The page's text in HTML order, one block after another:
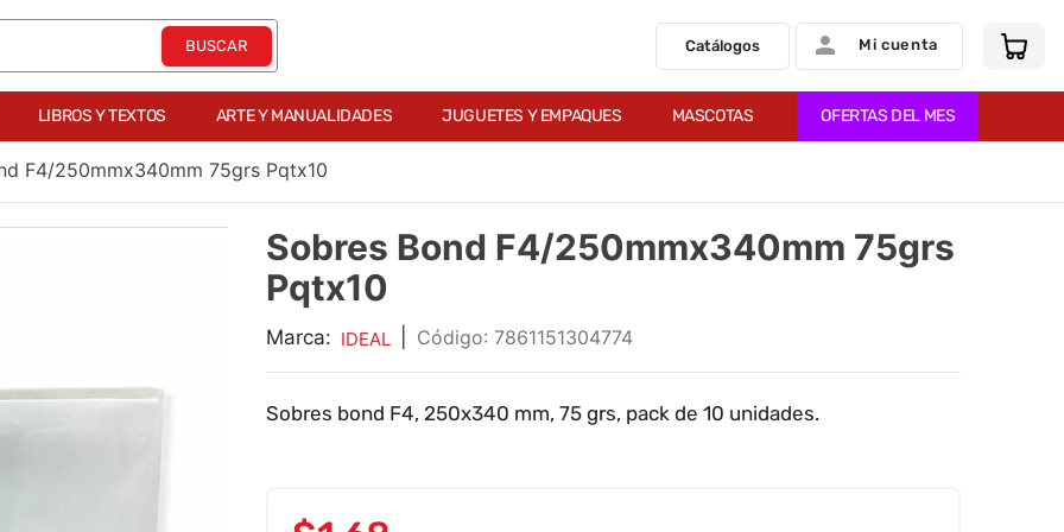
Catálogos Mi cuenta
LIBROS Y TEXTOS ARTE Y MANUALIDADES JUGUETES Y EMPAQUES MASCOTAS OFERTAS DEL MES
F4/250mmx340mm 75grs Pqtx10
Sobres Bond F4/250mmx340mm 75grs
Pqtx10
Marca: IDEAL : 7861151304774
Sobres bond F4, 250x340 mm, 75 grs, pack de 10 unidades.